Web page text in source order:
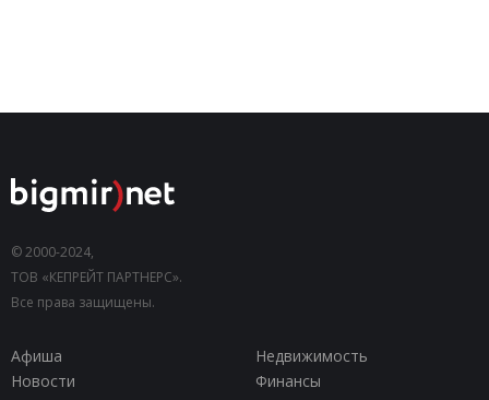
© 2000-2024,
ТОВ «КЕПРЕЙТ ПАРТНЕРС».
Все права защищены.
Афиша
Недвижимость
Новости
Финансы